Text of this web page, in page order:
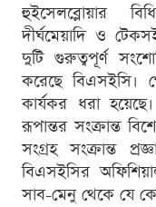
হুইসেলব্লোয়ার
দীর্ঘমেয়াদি ও
দুটি গুরুত্বপূর্ণ
করেছে বিএসইসি।
কার্যকর ধরা
রূপান্তর সংক্রান্ত
সংগ্রহ সংক্রান্ত
বিএসইসির
সাব-মেনু থেকে যে